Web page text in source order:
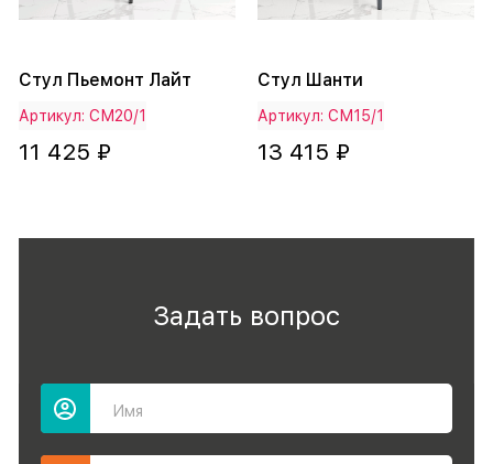
Стул Пьемонт Лайт
Артикул: СМ20/1
11 425 ₽
Стул Шанти
Артикул: СМ15/1
13 415 ₽
Задать вопрос
Имя